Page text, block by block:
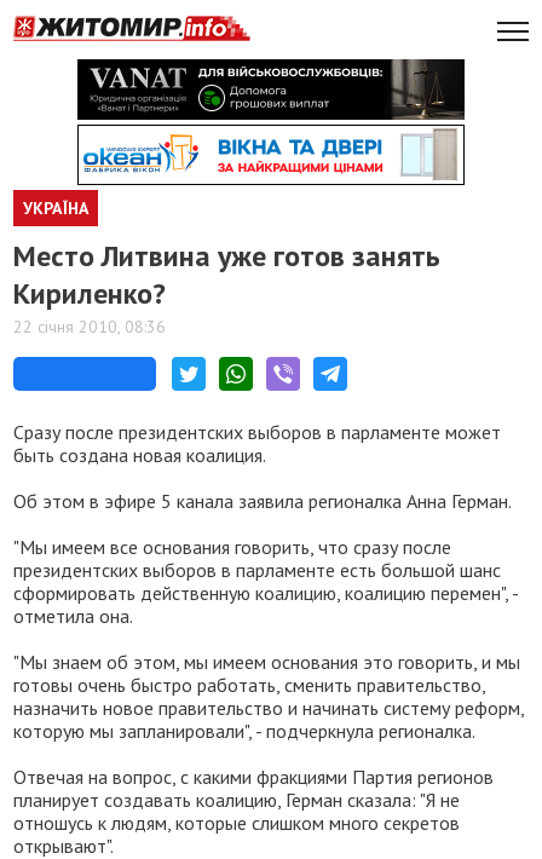
УКРАЇНА
Место Литвина уже готов занять
Кириленко?
22 січня 2010, 08:36
Сразу после президентских выборов в парламенте может
быть создана новая коалиция.
Об этом в эфире 5 канала заявила регионалка Анна Герман.
"Мы имеем все основания говорить, что сразу после
президентских выборов в парламенте есть большой шанс
сформировать действенную коалицию, коалицию перемен", -
отметила она.
"Мы знаем об этом, мы имеем основания это говорить, и мы
готовы очень быстро работать, сменить правительство,
назначить новое правительство и начинать систему реформ,
которую мы запланировали", - подчеркнула регионалка.
Отвечая на вопрос, с какими фракциями Партия регионов
планирует создавать коалицию, Герман сказала: "Я не
отношусь к людям, которые слишком много секретов
открывают".